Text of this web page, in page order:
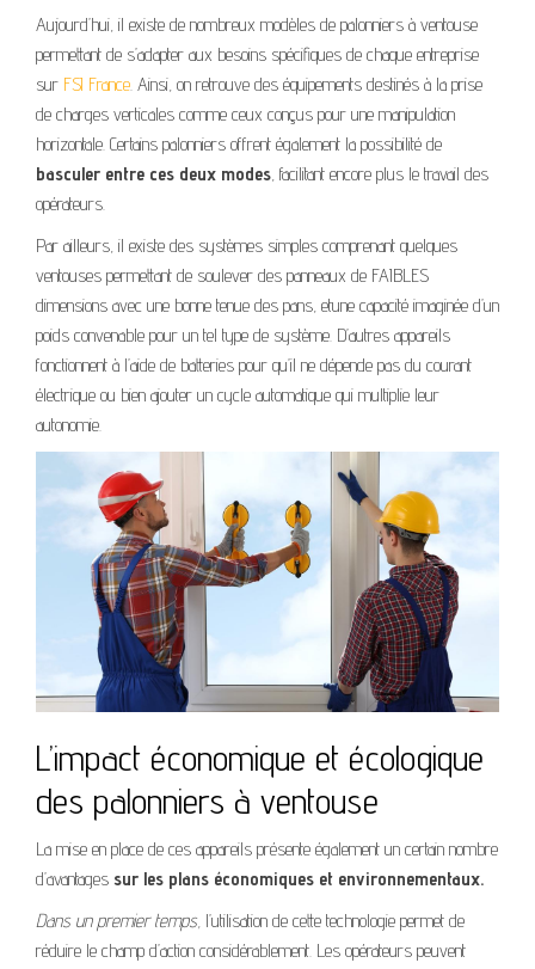
Aujourd’hui, il existe de nombreux modèles de palonniers à ventouse
permettant de s’adapter aux besoins spécifiques de chaque entreprise
sur FSI France. Ainsi, on retrouve des équipements destinés à la prise
de charges verticales comme ceux conçus pour une manipulation
horizontale. Certains palonniers offrent également la possibilité de
basculer entre ces deux modes, facilitant encore plus le travail des
opérateurs.
Par ailleurs, il existe des systèmes simples comprenant quelques
ventouses permettant de soulever des panneaux de FAIBLES
dimensions avec une bonne tenue des pans, etune capacité imaginée d’un
poids convenable pour un tel type de système. D’autres appareils
fonctionnent à l’aide de batteries pour qu’il ne dépende pas du courant
électrique ou bien ajouter un cycle automatique qui multiplie leur
autonomie.
L’impact économique et écologique
des palonniers à ventouse
La mise en place de ces appareils présente également un certain nombre
d’avantages sur les plans économiques et environnementaux.
Dans un premier temps, l’utilisation de cette technologie permet de
réduire le champ d’action considérablement. Les opérateurs peuvent